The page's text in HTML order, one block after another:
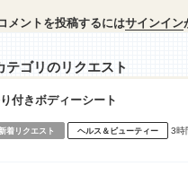
メントを投稿するにはサインイン
テゴリのリクエスト
付きボディーシート
着リクエスト ヘルス＆ビューティー 3時